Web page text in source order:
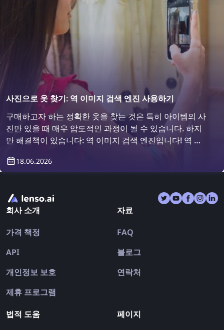
사진으로 옷 찾기: 역 이미지 검색 엔진 사용하기
구매하고자 하는 정확한 옷을 찾는 것은 특히 아이템의 사
진만 있을 때 매우 압도적인 과정이 될 수 있습니다. 하지
만 해결책이 있습니다: 역 이미지 검색 엔진입니다! 역 이
18.06.2026
회사 소개
가격 책정
API
개인정보 보호
제휴 프로그램
자료
FAQ
블로그
연락처
법적 도움 페이지